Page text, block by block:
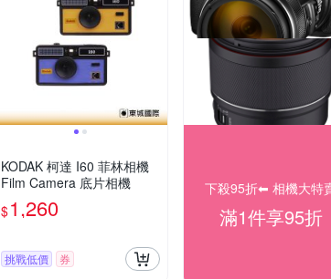
KODAK 柯達 I60 菲林相機
Film Camera 底片相機
$1,260
挑戰低價 券
下殺95折⬅︎ 相機大特
滿1件享95折